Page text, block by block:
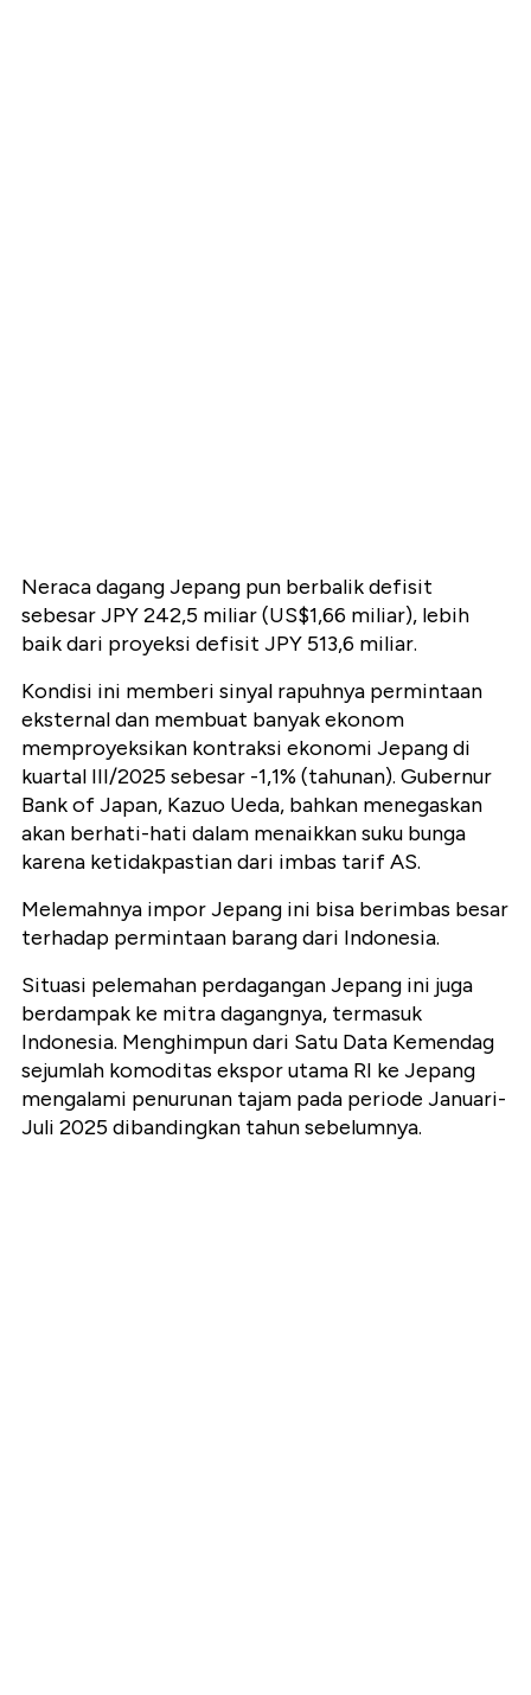
Neraca dagang Jepang pun berbalik defisit
sebesar JPY242,5 miliar (US$1,66 miliar), lebih
baik dari proyeksi defisit JPY 513,6 miliar.
Kondisi ini memberi sinyal rapuhnya permintaan
eksternal dan membuat banyak ekonom
memproyeksikan kontraksi ekonomi Jepang di
kuartal III/2025 sebesar -1,1% (tahunan). Gubernur
Bank of Japan, Kazuo Ueda, bahkan menegaskan
akan berhati-hati dalam menaikkan suku bunga
karena ketidakpastian dari imbas tarif AS.
Melemahnya impor Jepang ini bisa berimbas besar
terhadap permintaan barang dari Indonesia.
Situasi pelemahan perdagangan Jepang ini juga
berdampak ke mitra dagangnya, termasuk
Indonesia. Menghimpun dari Satu Data Kemendag
sejumlah komoditas ekspor utama RI ke Jepang
mengalami penurunan tajam pada periode Januari-
Juli 2025 dibandingkan tahun sebelumnya.